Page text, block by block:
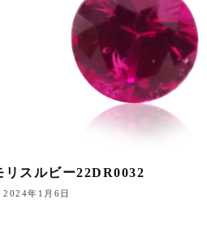
リスルビー22DR0032
2024年1月6日